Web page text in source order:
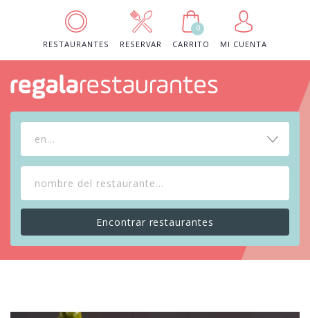
RESTAURANTES RESERVAR
0
CARRITO
MI CUENTA
en...